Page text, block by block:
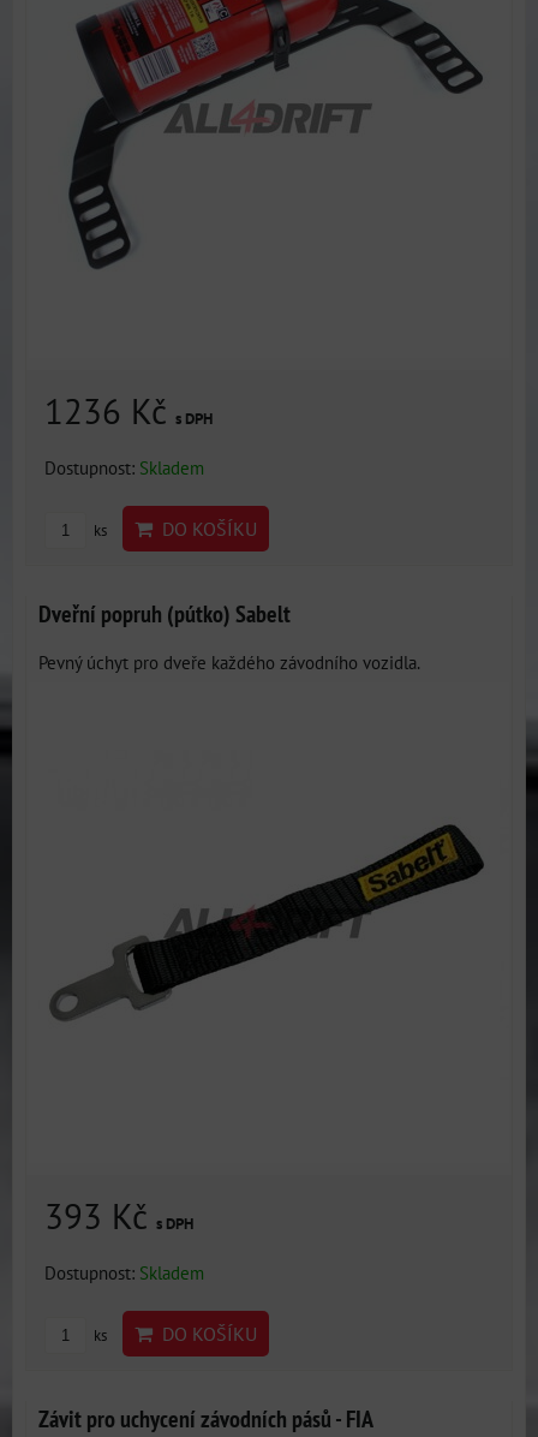
1236 Kč s DPH
Dostupnost: Skladem
ks DO KOŠÍKU
Dveřní popruh (pútko) Sabelt
Pevný úchyt pro dveře každého závodního vozidla.
393 Kč s DPH
Dostupnost: Skladem
ks DO KOŠÍKU
Závit pro uchycení závodních pásů - FIA